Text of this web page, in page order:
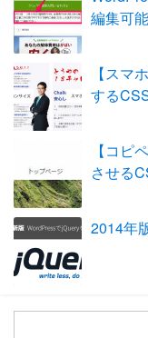
編集可
【スマ
する
【コピ
させる
2014年